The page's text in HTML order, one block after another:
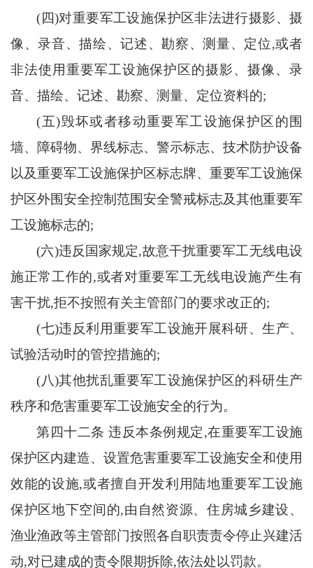
(四)对重要军工设施保护区非法进行摄影、摄
像、录音、描绘、记述、勘察、测量、定位,或者
非法使用重要军工设施保护区的摄影、摄像、录
音、描绘、记述、勘察、测量、定位资料的;
(五)毁坏或者移动重要军工设施保护区的围
墙、障碍物、界线标志、警示标志、技术防护设备
以及重要军工设施保护区标志牌、重要军工设施保
护区外围安全控制范围安全警戒标志及其他重要军
工设施标志的;
(六)违反国家规定,故意干扰重要军工无线电设
施正常工作的,或者对重要军工无线电设施产生有
害干扰,拒不按照有关主管部门的要求改正的;
(七)违反利用重要军工设施开展科研、生产、
试验活动时的管控措施的;
(八)其他扰乱重要军工设施保护区的科研生产
秩序和危害重要军工设施安全的行为。
第四十二条 违反本条例规定,在重要军工设施
保护区内建造、设置危害重要军工设施安全和使用
效能的设施,或者擅自开发利用陆地重要军工设施
保护区地下空间的,由自然资源、住房城乡建设、
渔业渔政等主管部门按照各自职责责令停止兴建活
动,对已建成的责令限期拆除,依法处以罚款。